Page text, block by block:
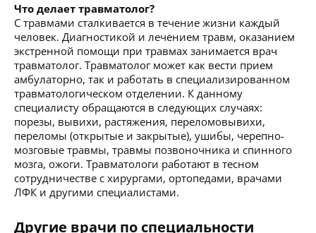
Что делает травматолог?
С травмами сталкивается в течение жизни каждый
человек. Диагностикой и лечением травм, оказанием
экстренной помощи при травмах занимается врач
травматолог. Травматолог может как вести прием
амбулаторно, так и работать в специализированном
травматологическом отделении. К данному
специалисту обращаются в следующих случаях:
порезы, вывихи, растяжения, переломовывихи,
переломы (открытые и закрытые), ушибы, черепно-
мозговые травмы, травмы позвоночника и спинного
мозга, ожоги. Травматологи работают в тесном
сотрудничестве с хирургами, ортопедами, врачами
ЛФК и другими специалистами.
Другие врачи по специальности